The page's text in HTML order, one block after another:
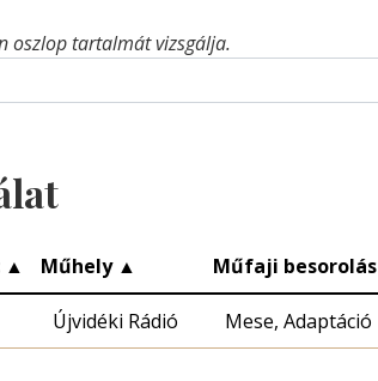
oszlop tartalmát vizsgálja.
▲ Műhely ▲ Műfaji besorolás
Újvidéki Rádió Mese, Adaptáció